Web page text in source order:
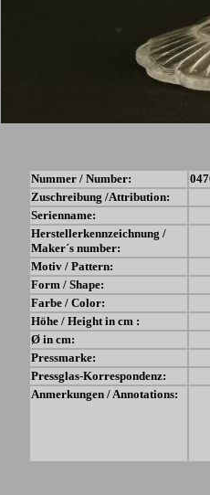
Nummer / Number:
Zuschreibung /Attribution:
Serienname:
Herstellerkennzeichnung /
Maker´s number:
Motiv / Pattern:
Form / Shape:
Farbe / Color:
Höhe / Height in cm :
Ø in cm:
Pressmarke:
Pressglas-Korrespondenz:
Anmerkungen / Annotations: